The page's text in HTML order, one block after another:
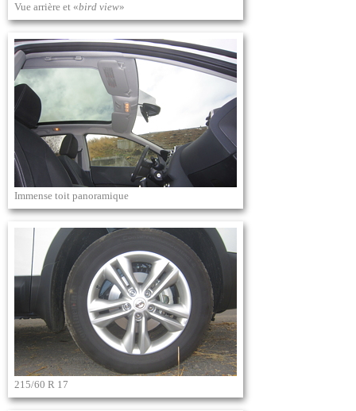
Vue arrière et «bird view»
Immense toit panoramique
215/60 R 17